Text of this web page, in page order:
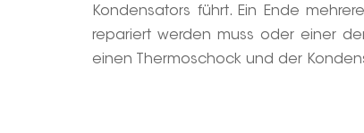
Kondensators führt. Ein Ende
repariert werden muss oder einer
einen Thermoschock und der